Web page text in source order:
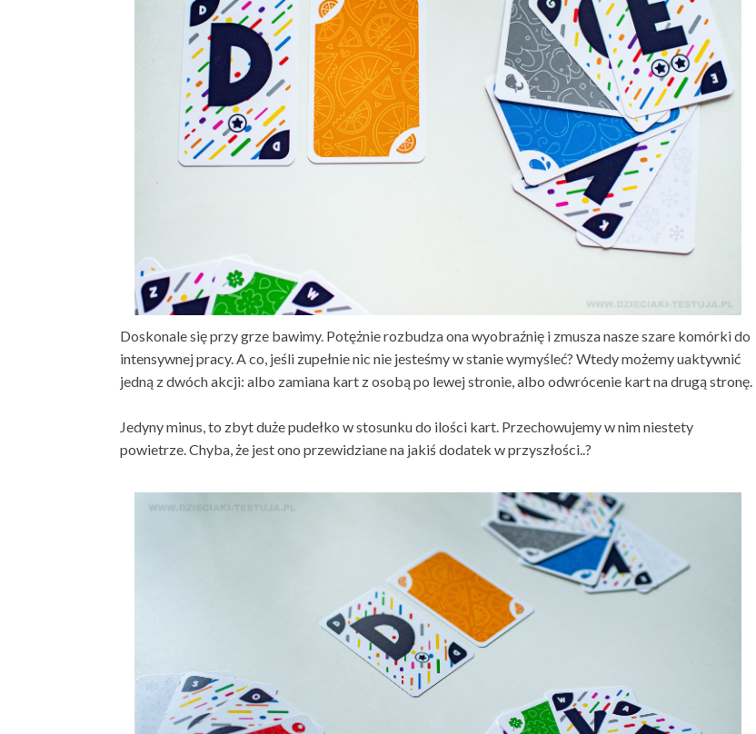
Doskonale się przy grze bawimy. Potężnie rozbudza ona wyobraźnię i zmusza nasze szare komórki do
intensywnej pracy. A co, jeśli zupełnie nic nie jesteśmy w stanie wymyśleć? Wtedy możemy uaktywnić
jedną z dwóch akcji: albo zamiana kart z osobą po lewej stronie, albo odwrócenie kart na drugą stronę.
Jedyny minus, to zbyt duże pudełko w stosunku do ilości kart. Przechowujemy w nim niestety
powietrze. Chyba, że jest ono przewidziane na jakiś dodatek w przyszłości..?